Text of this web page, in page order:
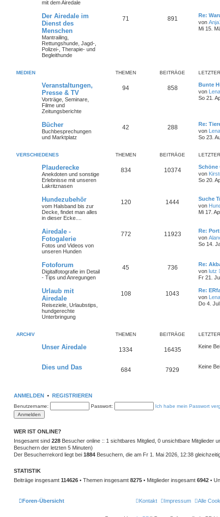
mit dem Airedale
Der Airedale im
Dienst des
Menschen
Mantrailing,
Rettungshunde, Jagd-,
Polizei-, Therapie- und
Begleithunde
71 891
Re:
von
Mi 15.
MEDIEN THEMEN BEITRÄGE
Veranstaltungen,
Presse & TV
Vorträge, Seminare,
Filme und
Zeitungsberichte
94 858
Bunte
von
Lena
So 21.
Bücher
Buchbesprechungen
und Marktplatz
42 288
Re:
von
Lena
So 23.
VERSCHIEDENES THEMEN BEITRÄGE
Plauderecke
Anekdoten und sonstige
Erlebnisse mit unseren
Lakritznasen
834 10374
Schöne
von
So 20.
Hundezubehör
vom Halsband bis zur
Decke, findet man alles
in dieser Ecke....
120 1444
Suche
von
Mi 17.
Airedale -
Fotogalerie
Fotos und Videos von
unseren Hunden
772 11923
Re:
von
So 14.
Fotoforum
Digitalfotografie im Detail
- Tips und Anregungen
45 736
Re:
von lutz
Fr 21.
Urlaub mit
Airedale
Reiseziele, Urlaubstips,
hundgerechte
Unterbringung
108 1043
Re:
von
Lena
Do 4.
ARCHIV THEMEN BEITRÄGE
Unser Airedale 1334 16435 Keine
Dies und Das 684 7929 Keine
ANMELDEN • REGISTRIEREN
Benutzername: Passwort: Ich habe mein Passwort
WER IST ONLINE?
Insgesamt sind 228 Besucher online :: 1 sichtbares Mitglied, 0 unsichtbare Mitglieder
Besuchern der letzten 5 Minuten)
Der Besucherrekord liegt bei 1884 Besuchern, die am Fr 1. Mai 2026, 12:38
STATISTIK
Beiträge insgesamt 114626 • Themen insgesamt 8275 • Mitglieder insgesamt 6942 •
Foren-Übersicht Alle
Impressum
Kontakt